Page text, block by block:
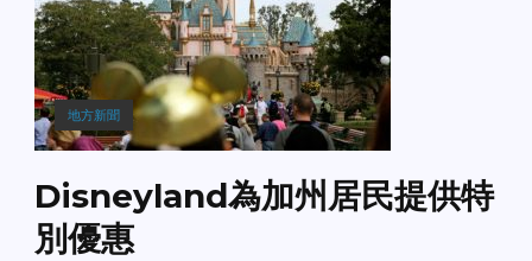
地方新聞
Disneyland為加州居民提供特
別優惠